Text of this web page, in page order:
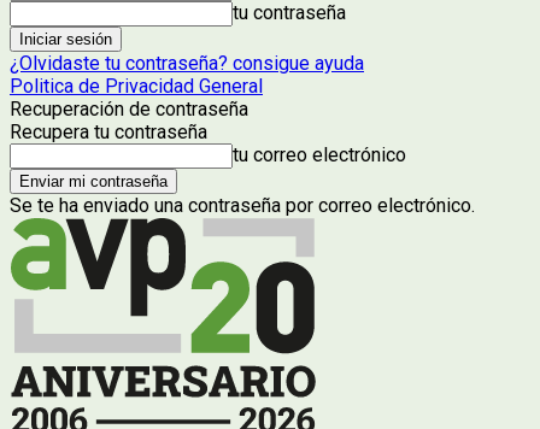
tu contraseña
¿Olvidaste tu contraseña? consigue ayuda
Politica de Privacidad General
Recuperación de contraseña
Recupera tu contraseña
tu correo electrónico
Se te ha enviado una contraseña por correo electrónico.